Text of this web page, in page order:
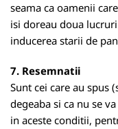
seama ca oamenii
isi doreau doua
inducerea starii de
7. Resemnatii
Sunt cei care au spus
degeaba si ca nu se
in aceste conditii,